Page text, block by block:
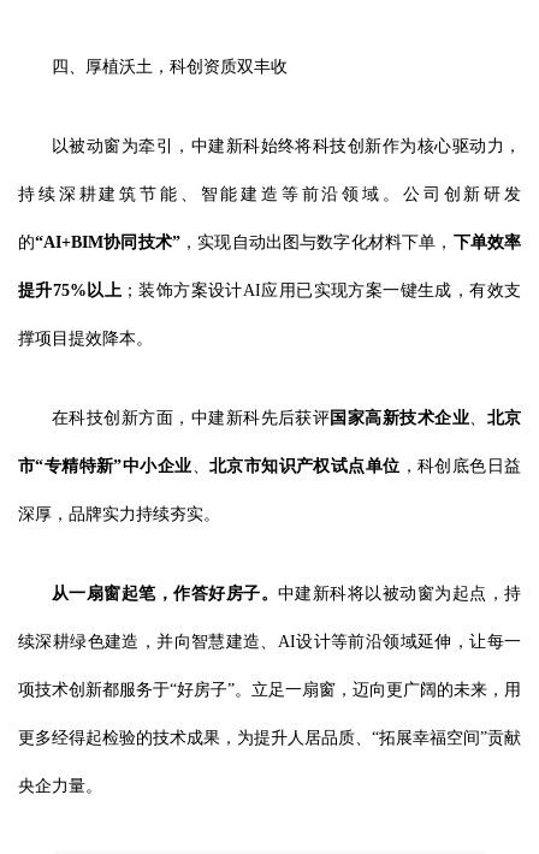
四、厚植沃土，科创资质双丰收
以被动窗为牵引，中建新科始终将科技创新作为核心驱动力，
持续深耕建筑节能、智能建造等前沿领域。公司创新研发
的“AI+BIM协同技术”，实现自动出图与数字化材料下单， 下单效率
提升75%以上 ；装饰方案设计AI应用已实现方案一键生成，有效支
撑项目提效降本。
在科技创新方面，中建新科先后获评国家高新技术企业、 北京
市“专精特新”中小企业、 北京市知识产权试点单位 ，科创底色日益
深厚，品牌实力持续夯实。
从一扇窗起笔，作答好房子。 中建新科将以被动窗为起点，持
续深耕绿色建造，并向智慧建造、AI设计等前沿领域延伸，让每一
项技术创新都服务于“好房子”。立足一扇窗，迈向更广阔的未来，用
更多经得起检验的技术成果，为提升人居品质、“拓展幸福空间”贡献
央企力量。